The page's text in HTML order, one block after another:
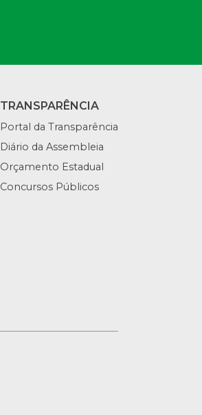
TRANSPARÊNCIA
Portal da Transparência
Diário da Assembleia
Orçamento Estadual
Concursos Públicos